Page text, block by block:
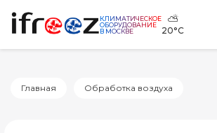
КЛИМАТИЧЕСКОЕ
ОБОРУДОВАНИЕ
В МОСКВЕ
⛅
20°C
Главная Обработка воздуха